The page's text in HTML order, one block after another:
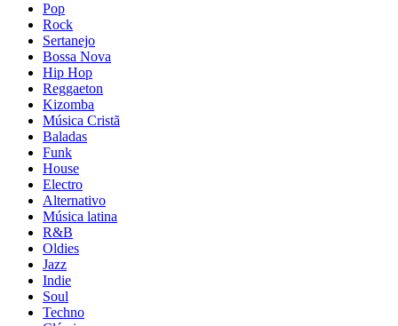
Pop
Rock
Sertanejo
Bossa Nova
Hip Hop
Reggaeton
Kizomba
Música Cristã
Baladas
Funk
House
Electro
Alternativo
Música latina
R&B
Oldies
Jazz
Indie
Soul
Techno